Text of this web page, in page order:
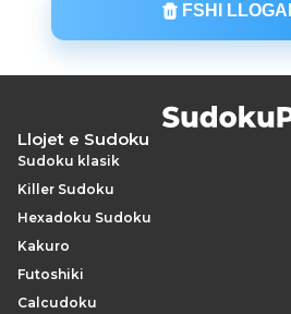
FSHI
Llojet e Sudoku
Sudoku klasik
Killer Sudoku
Hexadoku Sudoku
Kakuro
Futoshiki
Calcudoku